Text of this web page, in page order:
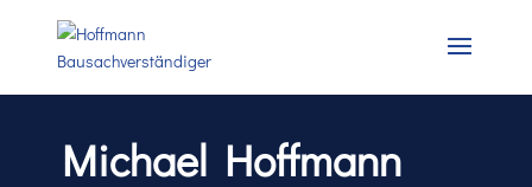
Michael Hoffmann